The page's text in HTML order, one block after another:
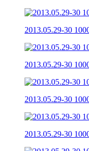
2013.05.29-30
2013.05.29-30
2013.05.29-30
2013.05.29-30